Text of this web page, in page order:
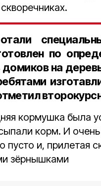
по
на
кормушка была
корм. И
пусто и, прилетая
зёрнышками